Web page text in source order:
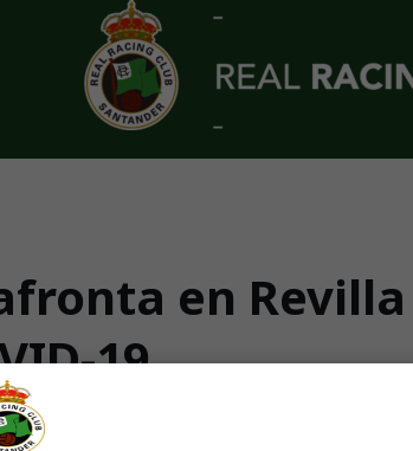
en
19
después de conseguir tres